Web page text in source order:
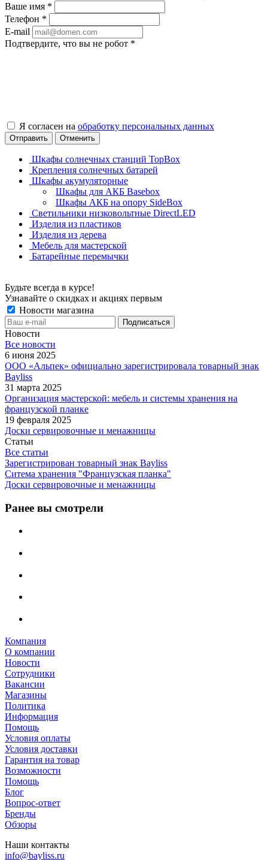
Ваше имя *
Телефон *
E-mail
Подтвердите, что вы не робот *
Я согласен на обработку персональных данных
Отправить Отменить
Шкафы солнечных станций TopBox
Крепления солнечных батарей
Шкафы акумуляторные
Шкафы для АКБ Basebox
Шкафы АКБ на опору SideBox
Светильники низковольтные DirectLED
Изделия из пластиков
Изделия из дерева
Мебель для мастерской
Батарейные перемычки
Будьте всегда в курсе!
Узнавайте о скидках и акциях первым
Новости магазина
Новости
Все новости
6 июня 2025
ООО «Альпек» официально зарегистрировала товарный знак
Bayliss
31 марта 2025
Организация мастерской: мебель и системы хранения на
французской планке
19 февраля 2025
Доски сервировочные и менажницы
Статьи
Все статьи
Зарегистрирован товарный знак Bayliss
Ситема хранения "Французская планка"
Доски сервировочные и менажницы
Ранее вы смотрели
Компания
О компании
Новости
Сотрудники
Вакансии
Магазины
Политика
Информация
Помощь
Условия оплаты
Условия доставки
Гарантия на товар
Возможности
Помощь
Блог
Вопрос-ответ
Бренды
Обзоры
Наши контакты
info@bayliss.ru